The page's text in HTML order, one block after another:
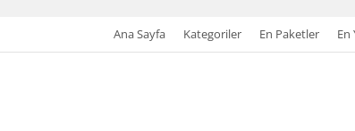
Ana Sayfa Kategoriler En Paketler En